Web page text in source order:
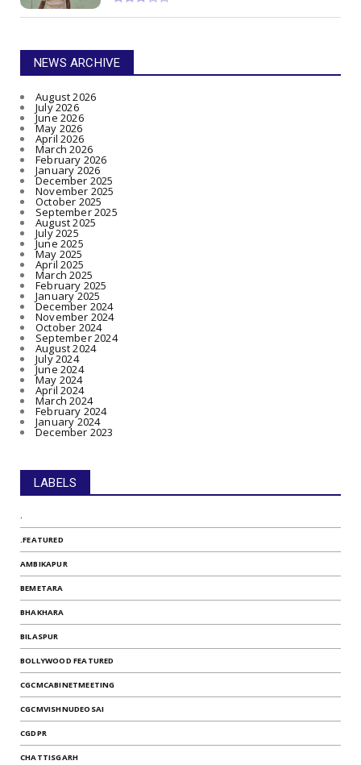
NEWS ARCHIVE
August 2026
July 2026
June 2026
May 2026
April 2026
March 2026
February 2026
January 2026
December 2025
November 2025
October 2025
September 2025
August 2025
July 2025
June 2025
May 2025
April 2025
March 2025
February 2025
January 2025
December 2024
November 2024
October 2024
September 2024
August 2024
July 2024
June 2024
May 2024
April 2024
March 2024
February 2024
January 2024
December 2023
LABELS
.
.FEATURED
AMBIKAPUR
BEMETARA
BHAKHARA
BILASPUR
BOLLYWOOD FEATURED
CGCMCABINETMEETING
CGCMVISHNUDEOSAI
CGDPR
CHATTISGARH